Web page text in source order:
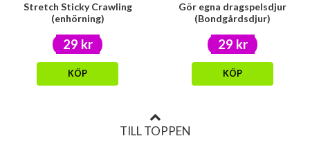
Stretch Sticky Crawling
(enhörning)
29 kr
KÖP
Gör egna dragspelsdjur
(Bondgårdsdjur)
29 kr
KÖP
TILL TOPPEN